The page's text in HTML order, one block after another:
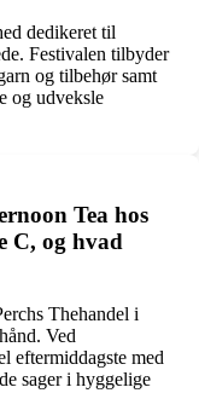
dedikeret til
Festivalen tilbyder
og tilbehør samt
og udveksle
Tea hos
C, og hvad
Thehandel i
Ved
eftermiddagste med
sager i hyggelige